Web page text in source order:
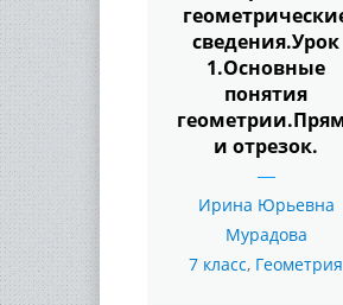
сведения.Урок
1.Основные
понятия
и отрезок.
Ирина Юрьевна
Мурадова
7 класс, Геометрия